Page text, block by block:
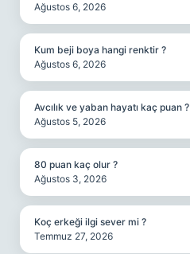
Ağustos 6, 2026
Kum beji boya hangi renktir ?
Ağustos 6, 2026
Avcılık ve yaban hayatı kaç puan ?
Ağustos 5, 2026
80 puan kaç olur ?
Ağustos 3, 2026
Koç erkeği ilgi sever mi ?
Temmuz 27, 2026